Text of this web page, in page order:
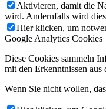
Aktivieren, damit die
wird. Andernfalls wird
Hier klicken, um
Google Analytics Cookies
Diese Cookies sammeln
mit den Erkenntnissen aus
Wenn Sie nicht wollen,